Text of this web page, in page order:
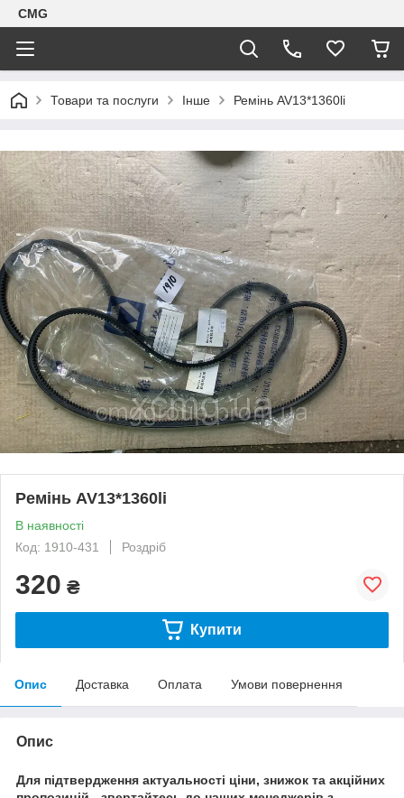
CMG
Товари та послуги Інше Ремінь AV13*1360li
Ремінь AV13*1360li
В наявності
Код: 1910-431
Роздріб
320 ₴
Купити
Опис Доставка Оплата Умови повернення
Опис
Для підтвердження актуальності ціни, знижок та акційних